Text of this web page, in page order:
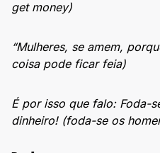
get money)
“Mulheres, se amem,
coisa pode ficar feia)
É por isso que falo: Foda-
dinheiro! (foda-se os